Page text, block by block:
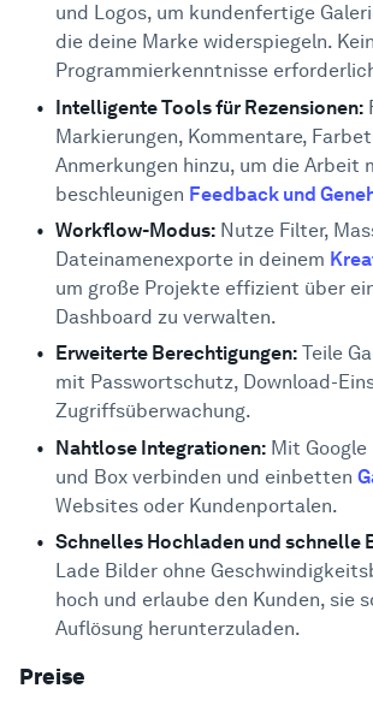
und Logos, um kundenfertige
die deine Marke widerspiegeln.
Programmierkenntnisse
Intelligente Tools für Rezensionen:
Markierungen, Kommentare,
Anmerkungen hinzu, um die Arbeit
beschleunigen Feedback und
Workflow-Modus: Nutze Filter,
Dateinamenexporte in deinem
um große Projekte effizient über
Dashboard zu verwalten.
Erweiterte Berechtigungen: Teile
mit Passwortschutz, Download-
Zugriffsüberwachung.
Nahtlose Integrationen: Mit Google
und Box verbinden und einbetten
Websites oder Kundenportalen.
Schnelles Hochladen und schnelle
Lade Bilder ohne
hoch und erlaube den Kunden, sie
Auflösung herunterzuladen.
Preise